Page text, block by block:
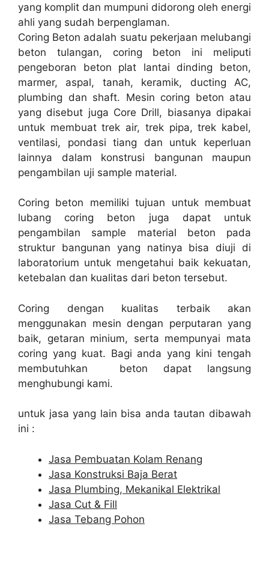
yang komplit dan mumpuni didorong oleh energi
ahli yang sudah berpenglaman.
Coring Beton adalah suatu pekerjaan melubangi
beton tulangan, coring beton ini meliputi
pengeboran beton plat lantai dinding beton,
marmer, aspal, tanah, keramik, ducting AC,
plumbing dan shaft. Mesin coring beton atau
yang disebut juga Core Drill, biasanya dipakai
untuk membuat trek air, trek pipa, trek kabel,
ventilasi, pondasi tiang dan untuk keperluan
lainnya dalam konstrusi bangunan maupun
pengambilan uji sample material.
Coring beton memiliki tujuan untuk membuat
lubang coring beton juga dapat untuk
pengambilan sample material beton pada
struktur bangunan yang natinya bisa diuji di
laboratorium untuk mengetahui baik kekuatan,
ketebalan dan kualitas dari beton tersebut.
Coring dengan kualitas terbaik akan
menggunakan mesin dengan perputaran yang
baik, getaran minium, serta mempunyai mata
coring yang kuat. Bagi anda yang kini tengah
membutuhkan beton dapat langsung
menghubungi kami.
untuk jasa yang lain bisa anda tautan dibawah
ini :
Jasa Pembuatan Kolam Renang
Jasa Konstruksi Baja Berat
Jasa Plumbing, Mekanikal Elektrikal
Jasa Cut & Fill
Jasa Tebang Pohon